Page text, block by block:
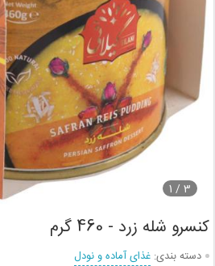
3 /
1
کنسرو شله زرد - 460 گرم
دسته بندی: غذای آماده و نودل